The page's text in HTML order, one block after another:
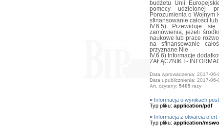
budżetu Unii
pomocy udzielonej
Porozumienia o Wolnym
sfinansowanie całości
IV.6.5) Przewiduje
zamówienia, jeżeli
naukowe lub prace
na sfinansowanie
przyznane Nie
IV.6.6) Informacje
ZAŁĄCZNIK I -
Data wprowadzenia: 2017-06-
Data upublicznienia: 2017-06-
Art. czytany: 5409 razy
» Informacja o wynikach
Typ pliku: application/pdf
» Informacja z otwarcia ofert
Typ pliku: application/